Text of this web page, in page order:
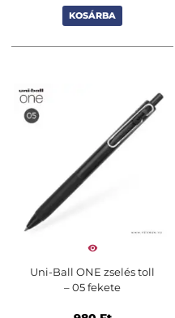
KOSÁRBA
Uni-Ball ONE zselés toll
– 05 fekete